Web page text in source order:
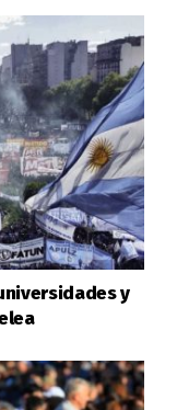
y